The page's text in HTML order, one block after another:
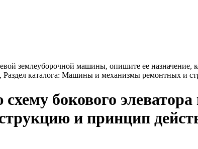
землеуборочной машины, опишите ее
каталога: Машины и механизмы ремонтных и
бокового
и принцип